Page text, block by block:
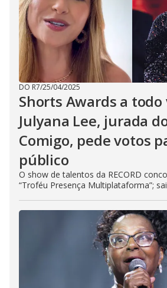
DO R7/25/04/2025
Shorts Awards a todo
Julyana Lee, jurada
Comigo, pede votos
público
O show de talentos da RECORD
“Troféu Presença Multiplataforma”;